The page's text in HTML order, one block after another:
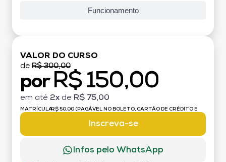
Funcionamento
VALOR DO CURSO
de R$ 300,00
por R$ 150,00
em até 2x de R$ 75,00
MATRÍCULA:R$ 50,00 (PAGÁVEL NO BOLETO, CARTÃO DE CRÉDITO E
Inscreva-se
Infos pelo WhatsApp